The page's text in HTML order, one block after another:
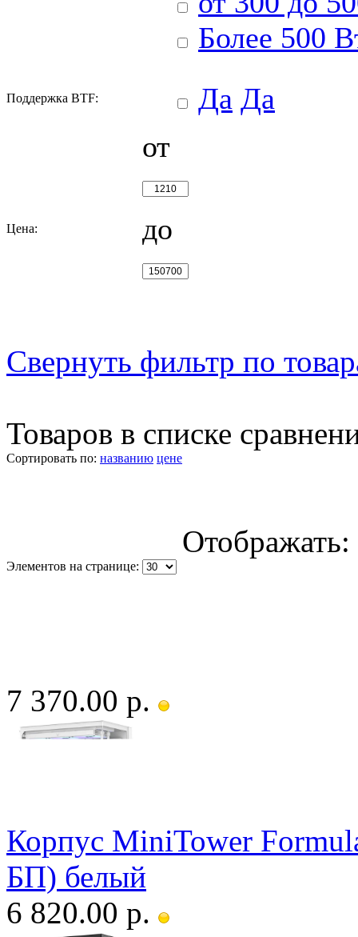
Более 500
Поддержка BTF: Да Да
Цена:
от
до
Свернуть фильтр по
Товаров в списке
Сортировать по: названию цене
Отображать:
Элементов на странице:
7 370.00 р.
Корпус MiniTower
БП) белый
6 820.00 р.